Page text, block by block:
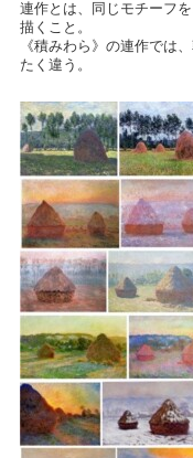
連作とは、同じモチーフ
描くこと。
《積みわら》の連作では
たく違う。